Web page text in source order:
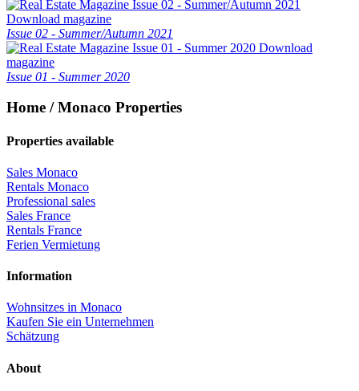
Download magazine
Issue 02 - Summer/Autumn 2021
Download
magazine
Issue 01 - Summer 2020
Home / Monaco Properties
Properties available
Sales Monaco
Rentals Monaco
Professional sales
Sales France
Rentals France
Ferien Vermietung
Information
Wohnsitzes in Monaco
Kaufen Sie ein Unternehmen
Schätzung
About